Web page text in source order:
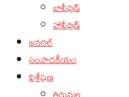
బాలీవుడ్
హాలీవుడ్
జనరల్
సంపాదకీయం
విశ్లేషణ